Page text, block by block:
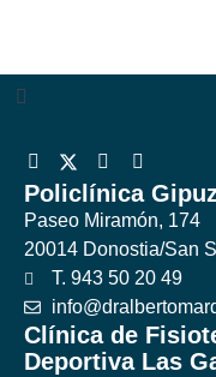
Policlínica
Paseo Miramón, 174
20014 Donostia/San
T. 943 50 20 49
Clínica de
Deportiva Las